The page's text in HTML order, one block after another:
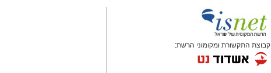
קבוצת התקשורת ומקומוני הרשת: